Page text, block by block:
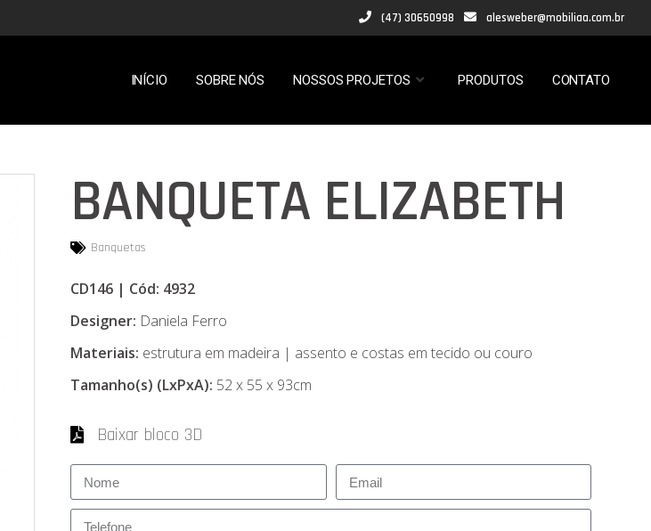
(47) 30650998 alesweber@mobiliaa.com.br
INÍCIO SOBRE NÓS NOSSOS PROJETOS PRODUTOS CONTATO
BANQUETA ELIZABETH
Banquetas
CD146 | Cód: 4932
Designer: Daniela Ferro
Materiais: estrutura em madeira | assento e costas em tecido ou couro
Tamanho(s) (LxPxA): 52 x 55 x 93cm
Baixar bloco 3D